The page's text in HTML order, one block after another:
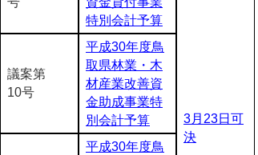
3月23日可
決
特別会計予算
議案第
10号
平成30年度鳥
取県林業・木
材産業改善資
金助成事業特
別会計予算
平成30年度鳥